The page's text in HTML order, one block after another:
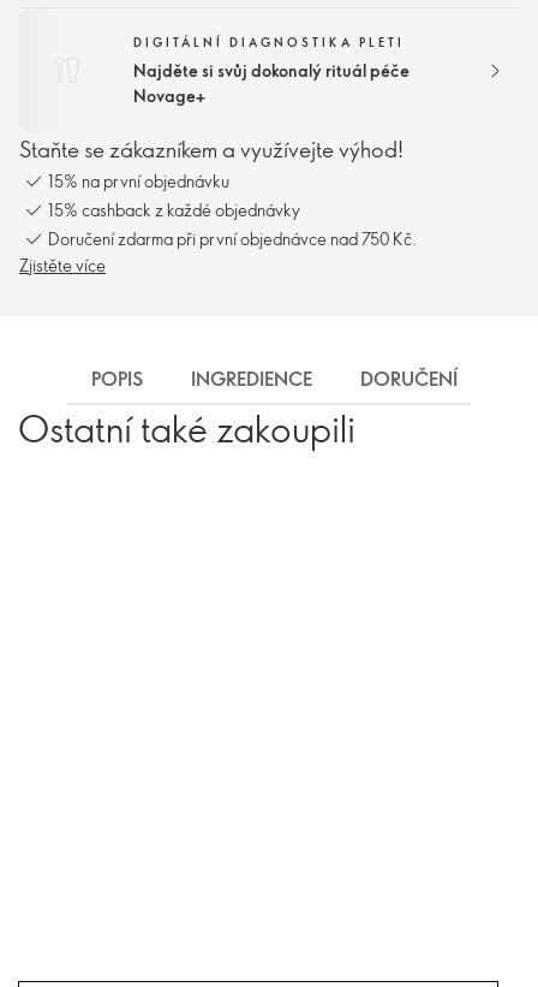
DIGITÁLNÍ DIAGNOSTIKA PLETI
Najděte si svůj dokonalý rituál péče
Novage+
Staňte se zákazníkem a využívejte výhod!
15% na první objednávku
15% cashback z každé objednávky
Doručení zdarma při první objednávce nad 750 Kč.
Zjistěte více
POPIS INGREDIENCE DORUČENÍ
Ostatní také zakoupili